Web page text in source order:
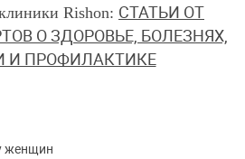
Rishon: СТАТЬИ ОТ
О ЗДОРОВЬЕ, БОЛЕЗНЯХ,
И ПРОФИЛАКТИКЕ
женщин